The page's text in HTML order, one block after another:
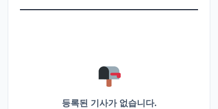
등록된 기사가 없습니다.